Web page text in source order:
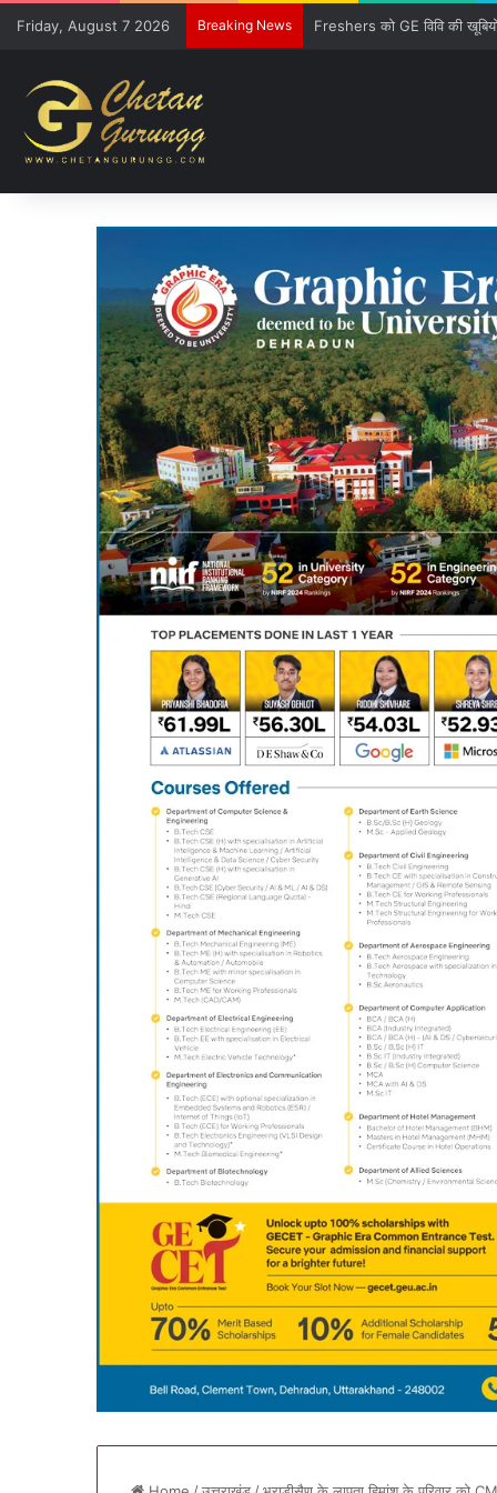
Friday, August 7 2026 Breaking News CM की गुजारिश-रेल मंत्री की